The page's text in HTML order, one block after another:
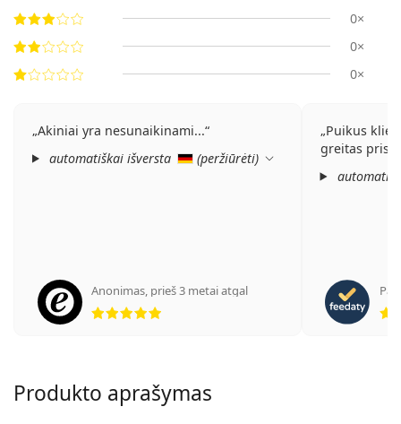
0×
0×
0×
Akiniai yra nesunaikinami...
automatiškai išversta
(peržiūrėti)
Anonimas, prieš 3 metai atgal
Įvertinimas 5 iš 5
Puikus
greitas
Produkto aprašymas